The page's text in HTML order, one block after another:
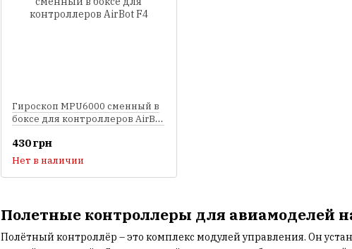
Полетные контроллеры для авиамоделей
Полётный контроллёр – это комплекс модулей управления. Он
Гироскоп MPU6000 сменный в
боксе для контроллеров AirBot
430 грн
Нет в наличии